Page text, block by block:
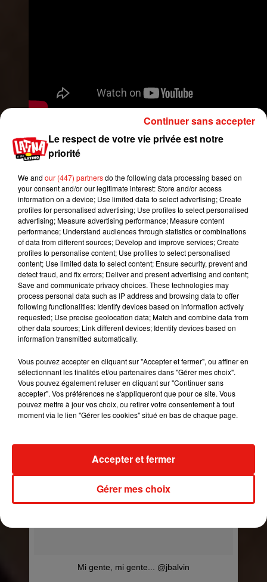
un coup de maître, à savoir donner un coup d’arrêt
au succès de
petite brouille qui couve en ce moment entreLuis
Fonsi et Daddy Yankee, il va avoir la tâche
facilitée.
Et les stars continuent donc de lui donner un coup
de main en reprenant de plus en plus « Mi Gente »
dans diverses publications sur les réseaux
sociaux. Dernière en date, le DJ françaisDavid
Guetta,qui s’est permis de remixer à sa sauce la
chanson de J Balvin avant de se filmer avec son
public en train de se déchaîner sur ce nouveau
rythme.
Récemment, l’acteurVin Diesel
filmé en voiture avec ses deux fils en train de
chanter « Mi Gente ». Alors star ou pas, si vous
aussi vous craquez pour ce titre, n’hésitez-pas à
balancer votre petite vidéo !
Mi gente, mi gente... @jbalvin
Le respect de votre vie privée est notre
priorité
We and our (447) partnersdo the following data processing based on
your consent and/or our legitimate interest: Store and/or access
information on a device; Use limited data to select advertising; Create
profiles for personalised advertising; Use profiles to select personalised
advertising; Measure advertising performance; Measure content
performance; Understand audiences through statistics or combinations
of data from different sources; Develop and improve services; Create
profiles to personalise content; Use profiles to select personalised
content; Use limited data to select content; Ensure security, prevent and
detect fraud, and fix errors; Deliver and present advertising and content;
Save and communicate privacy choices. These technologies may
process personal data such as IP address and browsing data to offer
following functionalities: Identify devices based on information actively
requested; Use precise geolocation data; Match and combine data from
other data sources; Link different devices; Identify devices based on
information transmitted automatically.
Vous pouvez accepter en cliquant sur "Accepter et fermer", ou affiner en
sélectionnant les finalités et/ou partenaires dans "Gérer mes choix".
Vous pouvez également refuser en cliquant sur "Continuer sans
accepter". Vos préférences ne s'appliqueront que pour ce site. Vous
pouvez mettre à jour vos choix, ou retirer votre consentement à tout
moment via le lien "Gérer les cookies" situé en bas de chaque page.
Gérer mes choix
Accepter et fermer
Continuer sans accepter